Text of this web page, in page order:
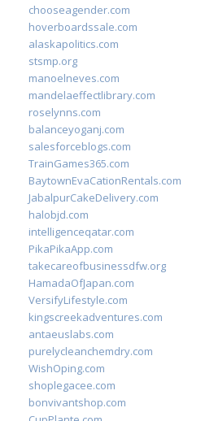
chooseagender.com
hoverboardssale.com
alaskapolitics.com
stsmp.org
manoelneves.com
mandelaeffectlibrary.com
roselynns.com
balanceyoganj.com
salesforceblogs.com
TrainGames365.com
BaytownEvaCationRentals.com
JabalpurCakeDelivery.com
halobjd.com
intelligenceqatar.com
PikaPikaApp.com
takecareofbusinessdfw.org
HamadaOfJapan.com
VersifyLifestyle.com
kingscreekadventures.com
antaeuslabs.com
purelycleanchemdry.com
WishOping.com
shoplegacee.com
bonvivantshop.com